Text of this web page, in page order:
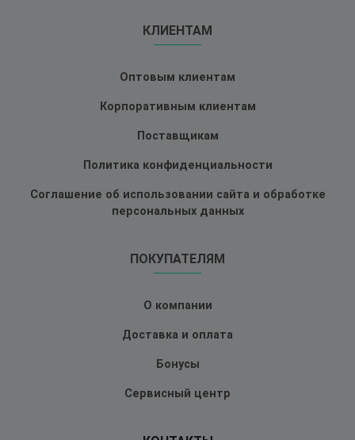
КЛИЕНТАМ
Оптовым клиентам
Корпоративным клиентам
Поставщикам
Политика конфиденциальности
Соглашение об использовании сайта и обработке
персональных данных
ПОКУПАТЕЛЯМ
О компании
Доставка и оплата
Бонусы
Сервисный центр